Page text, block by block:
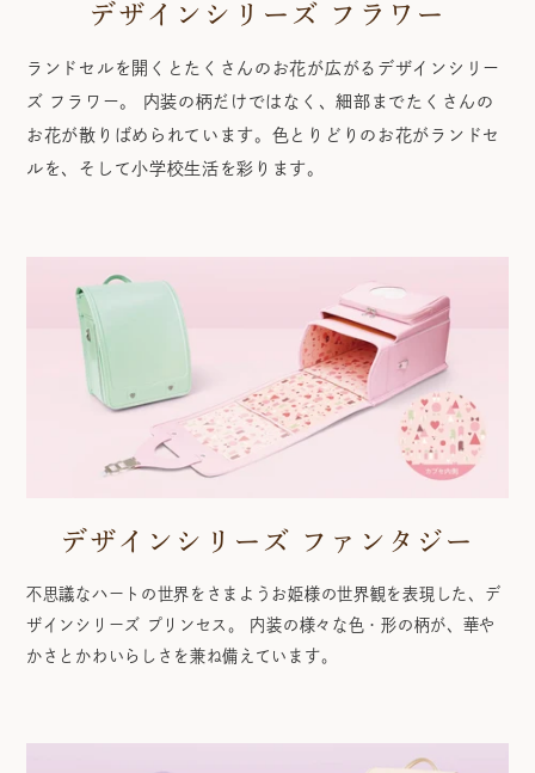
デザインシリーズ フラワー
ランドセルを開くとたくさんのお花が広がるデザインシリー
ズ フラワー。 内装の柄だけではなく、細部までたくさんの
お花が散りばめられています。色とりどりのお花がランドセ
ルを、そして小学校生活を彩ります。
デザインシリーズ ファンタジー
不思議なハートの世界をさまようお姫様の世界観を表現した、デ
ザインシリーズ プリンセス。 内装の様々な色・形の柄が、華や
かさとかわいらしさを兼ね備えています。